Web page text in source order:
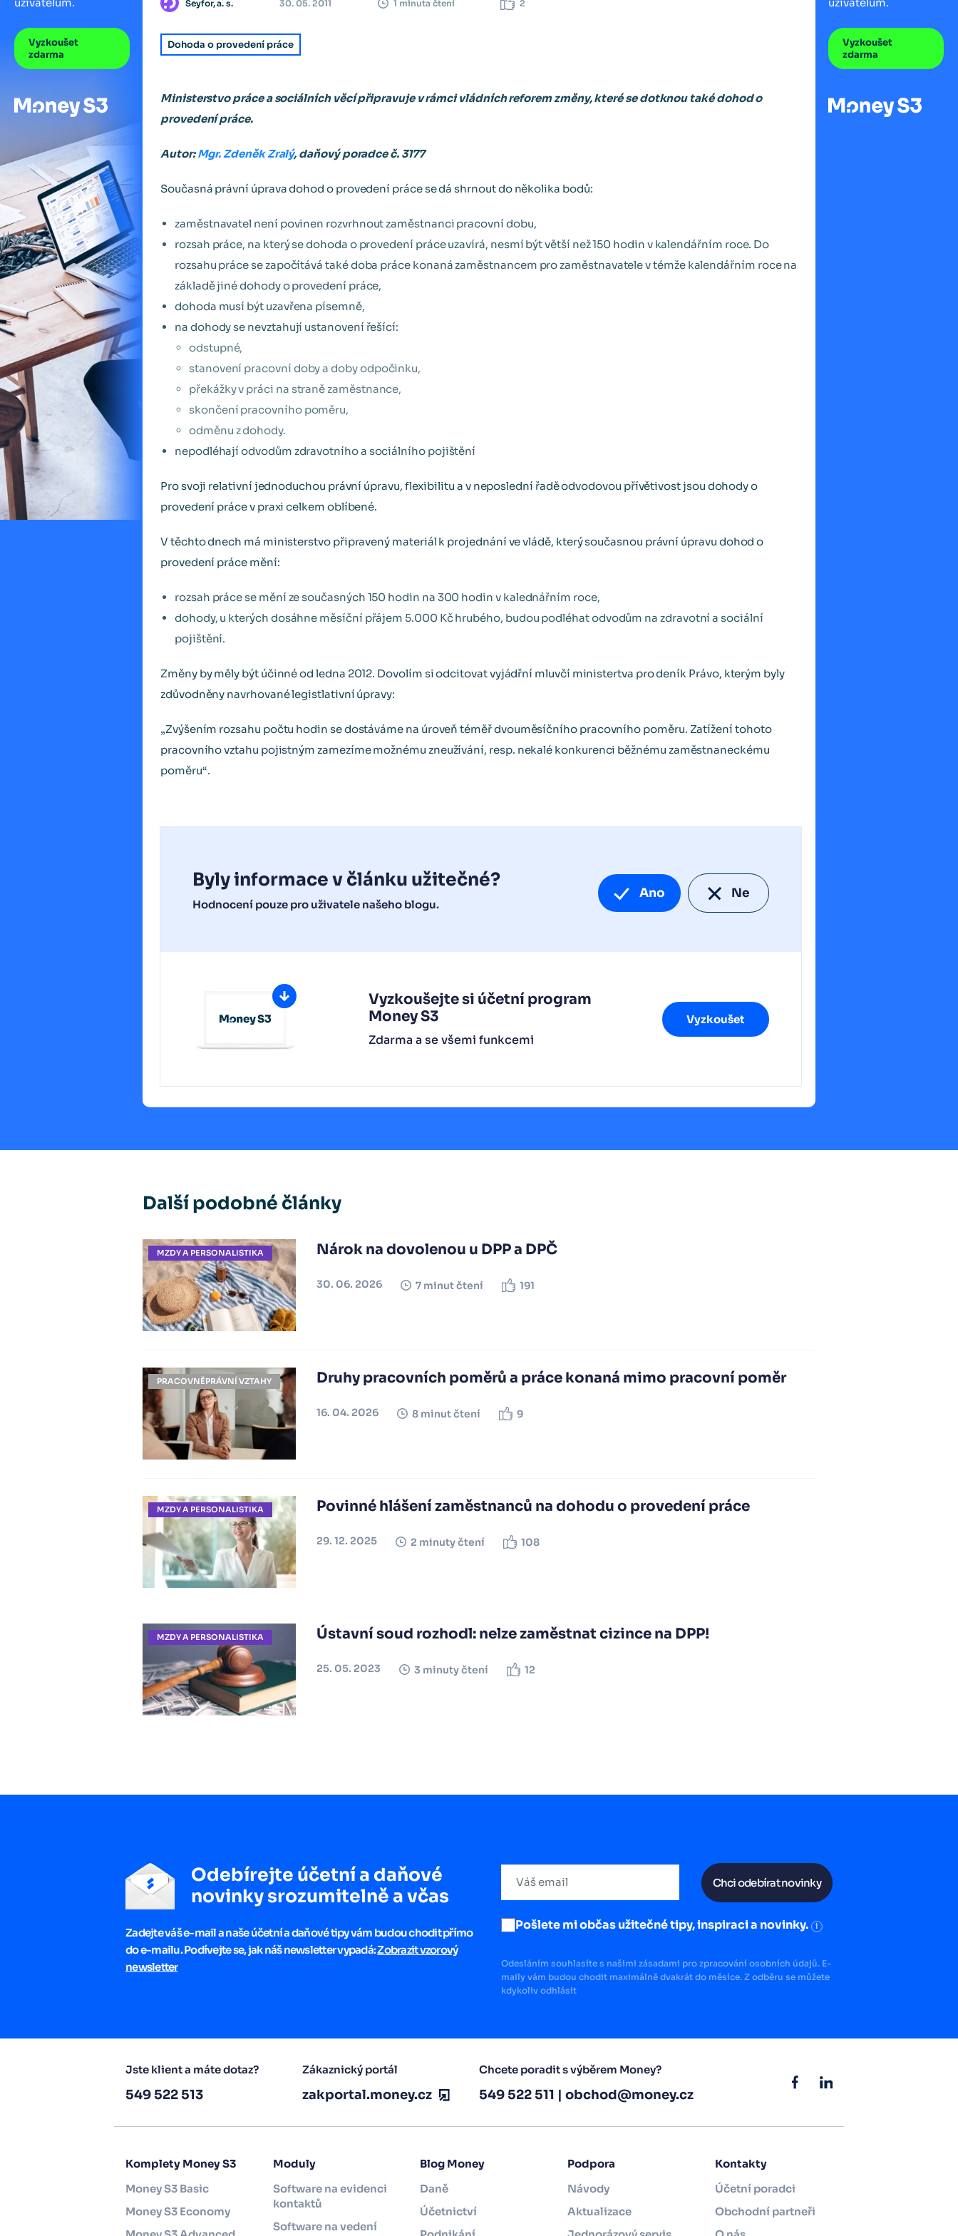
Vyzkoušet
zdarma
Seyfor, a. s. 30. 05. 2011 1 minuta čtení 2
Dohoda o provedení práce
Ministerstvo práce a sociálních věcí připravuje v rámci vládních reforem změny, které se dotknou také dohod o
provedení práce.
Autor:Mgr. Zdeněk Zralý, daňový poradce č. 3177
Současná právní úprava dohod o provedení práce se dá shrnout do několika bodů:
zaměstnavatel není povinen rozvrhnout zaměstnanci pracovní dobu,
rozsah práce, na který se dohoda o provedení práce uzavírá, nesmí být větší než 150 hodin v kalendářním roce. Do
rozsahu práce se započítává také doba práce konaná zaměstnancem pro zaměstnavatele v témže kalendářním roce na
základě jiné dohody o provedení práce,
dohoda musí být uzavřena písemně,
na dohody se nevztahují ustanovení řešící:
odstupné,
stanovení pracovní doby a doby odpočinku,
překážky v práci na straně zaměstnance,
skončení pracovního poměru,
odměnu z dohody.
nepodléhají odvodům zdravotního a sociálního pojištění
Pro svoji relativní jednoduchou právní úpravu, flexibilitu a v neposlední řadě odvodovou přívětivost jsou dohody o
provedení práce v praxi celkem oblíbené.
V těchto dnech má ministerstvo připravený materiál k projednání ve vládě, který současnou právní úpravu dohod o
provedení práce mění:
rozsah práce se mění ze současných 150 hodin na 300 hodin v kalednářním roce,
dohody, u kterých dosáhne měsíční přájem 5.000 Kč hrubého, budou podléhat odvodům na zdravotní a sociální
pojištění.
Změny by měly být účinné od ledna 2012. Dovolím si odcitovat vyjádřní mluvčí ministertva pro deník Právo, kterým byly
zdůvodněny navrhované legistlativní úpravy:
„Zvýšením rozsahu počtu hodin se dostáváme na úroveň téměř dvouměsíčního pracovního poměru. Zatížení tohoto
pracovního vztahu pojistným zamezíme možnému zneužívání, resp. nekalé konkurenci běžnému zaměstnaneckému
poměru“.
Byly informace v článku užitečné?
Hodnocení pouze pro uživatele našeho blogu.
Ano Ne
Vyzkoušejte si účetní program
Money S3
Zdarma a se všemi funkcemi
Vyzkoušet
Vyzkoušet
zdarma
Další podobné články
MZDY A PERSONALISTIKA Nárok na dovolenou u DPP a DPČ
30. 06. 2026 7 minut čtení 191
PRACOVNĚPRÁVNÍ VZTAHY Druhy pracovních poměrů a práce konaná mimo pracovní poměr
16. 04. 2026 8 minut čtení 9
MZDY A PERSONALISTIKA Povinné hlášení zaměstnanců na dohodu o provedení práce
29. 12. 2025 2 minuty čtení 108
MZDY A PERSONALISTIKA Ústavní soud rozhodl: nelze zaměstnat cizince na DPP!
25. 05. 2023 3 minuty čtení 12
Odebírejte účetní a daňové
novinky srozumitelně a včas
Zadejte váš e-mail a naše účetní a daňové tipy vám budou chodit přímo
do e-mailu. Podívejte se, jak náš newsletter vypadá:Zobrazit vzorový
newsletter
Chci odebírat novinky
Pošlete mi občas užitečné tipy, inspiraci a novinky. i
Odesláním souhlasíte s našimi zásadami pro zpracování osobních údajů. E-
maily vám budou chodit maximálně dvakrát do měsíce. Z odběru se můžete
kdykoliv odhlásit
Jste klient a máte dotaz?
549 522 513
Zákaznický portál
zakportal.money.cz
Chcete poradit s výběrem Money?
549 522 511 | obchod@money.cz
Komplety Money S3
Money S3 Basic
Money S3 Economy
Moduly
Software na evidenci
kontaktů
Software na vedení
Blog Money
Daně
Účetnictví
Podpora
Návody
Aktualizace
Kontakty
Účetní poradci
Obchodní partneři